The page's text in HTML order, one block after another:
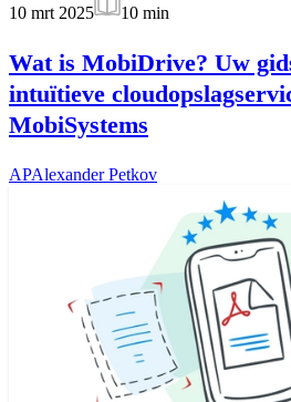
10 mrt 2025
10 min
Wat is MobiDrive? Uw
intuïtieve
MobiSystems
APAlexander Petkov